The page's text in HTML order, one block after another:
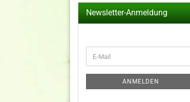
Newsletter-Anmeldung
ZUR
ANMELDUNG
E-
Mail
ANMELDEN